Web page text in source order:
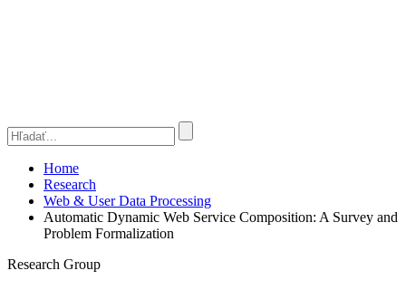
Home
Research
Web & User Data Processing
Automatic Dynamic Web Service Composition: A Survey and
Problem Formalization
Research Group